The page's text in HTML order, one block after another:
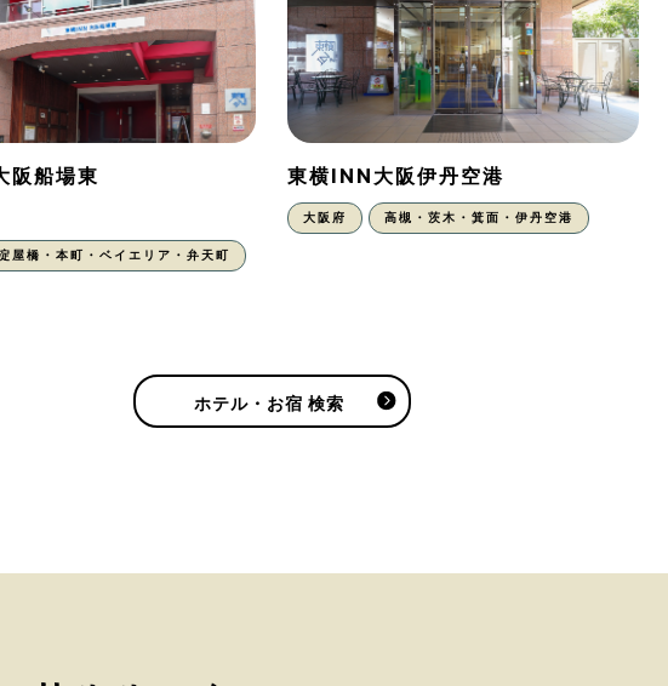
阪船場東
屋橋・本町・ベイエリア・弁天町
東横INN大阪伊丹空港
大阪府 高槻・茨木・箕面・伊丹空港
ホテル・お宿 検索